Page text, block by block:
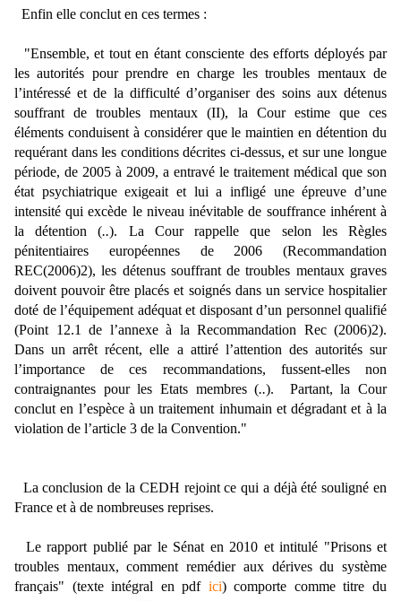
Enfin elle conclut en ces termes :
"Ensemble, et tout en étant consciente des efforts déployés par
les autorités pour prendre en charge les troubles mentaux de
l’intéressé et de la difficulté d’organiser des soins aux détenus
souffrant de troubles mentaux (II), la Cour estime que ces
éléments conduisent à considérer que le maintien en détention du
requérant dans les conditions décrites ci-dessus, et sur une longue
période, de 2005 à 2009, a entravé le traitement médical que son
état psychiatrique exigeait et lui a infligé une épreuve d’une
intensité qui excède le niveau inévitable de souffrance inhérent à
la détention (..). La Cour rappelle que selon les Règles
pénitentiaires européennes de 2006 (Recommandation
REC(2006)2), les détenus souffrant de troubles mentaux graves
doivent pouvoir être placés et soignés dans un service hospitalier
doté de l’équipement adéquat et disposant d’un personnel qualifié
(Point 12.1 de l’annexe à la Recommandation Rec (2006)2).
Dans un arrêt récent, elle a attiré l’attention des autorités sur
l’importance de ces recommandations, fussent-elles non
contraignantes pour les Etats membres (..). Partant, la Cour
conclut en l’espèce à un traitement inhumain et dégradant et à la
violation de l’article 3 de la Convention."
La conclusion de la CEDH rejoint ce qui a déjà été souligné en
France et à de nombreuses reprises.
Le rapport publié par le Sénat en 2010 et intitulé "Prisons et
troubles mentaux, comment remédier aux dérives du système
français" (texte intégral en pdf ici) comporte comme titre du